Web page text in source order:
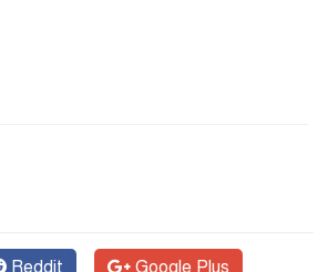
Reddit Google Plus